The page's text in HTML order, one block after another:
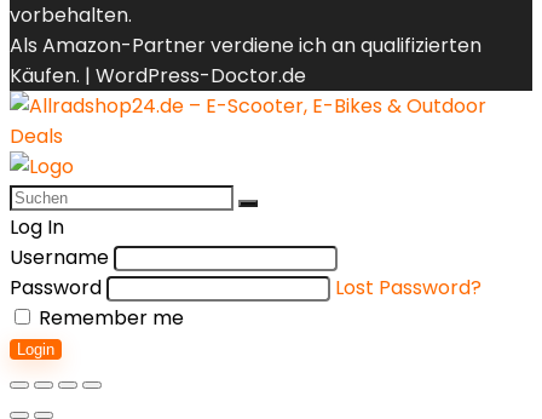
vorbehalten.
Als Amazon-Partner verdiene ich an qualifizierten
Käufen. | WordPress-Doctor.de
Log In
Username
Password
Lost Password?
Remember me
Login